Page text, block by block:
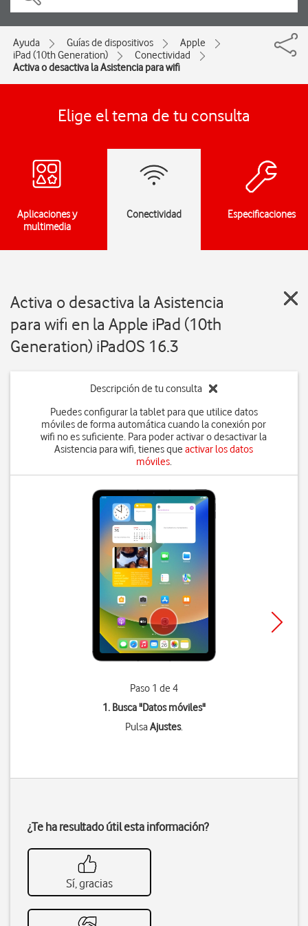
Ayuda Guías de dispositivos
Apple
iPad (10th Generation)
Conectividad
Activa o desactiva la Asistencia para wifi
Elige el tema de tu consulta
Aplicaciones y
multimedia
Conectividad Especificaciones
Activa o desactiva la Asistencia
para wifi en la Apple iPad (10th
Generation) iPadOS 16.3
Descripción de tu consulta
Puedes configurar la tablet para que utilice datos
móviles de forma automática cuando la conexión por
wifi no es suficiente. Para poder activar o desactivar la
Asistencia para wifi, tienes queactivar los datos
móviles.
Paso 1 de 4
1. Busca "Datos móviles"
PulsaAjustes.
¿Te ha resultado útil esta información?
Sí, gracias